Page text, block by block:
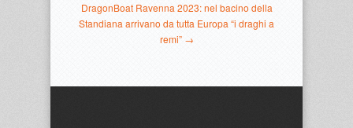
DragonBoat Ravenna 2023: nel bacino della
Standiana arrivano da tutta Europa “i draghi a
remi” →